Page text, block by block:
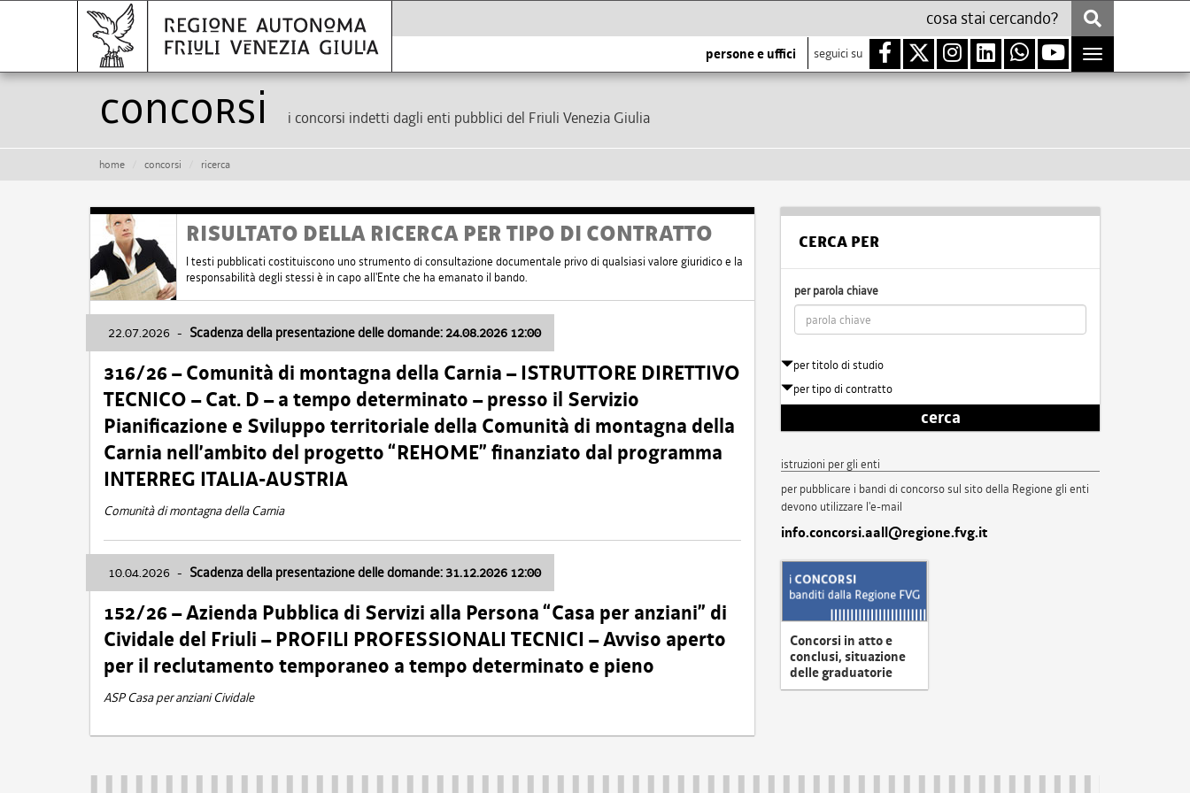
persone e uffici seguici su
Toggle
navigation
Concorsi i concorsi indetti dagli enti pubblici del Friuli Venezia Giulia
home concorsi ricerca
RISULTATO DELLA RICERCA PER TIPO DI CONTRATTO
I testi pubblicati costituiscono uno strumento di consultazione documentale privo di qualsiasi valore giuridico e la
responsabilità degli stessi è in capo all'Ente che ha emanato il bando.
22.07.2026 - Scadenza della presentazione delle domande: 24.08.2026 12:00
316/26 – Comunità di montagna della Carnia – ISTRUTTORE DIRETTIVO
TECNICO – Cat. D – a tempo determinato – presso il Servizio
Pianificazione e Sviluppo territoriale della Comunità di montagna della
Carnia nell’ambito del progetto “REHOME” finanziato dal programma
INTERREG ITALIA-AUSTRIA
Comunità di montagna della Carnia
10.04.2026 - Scadenza della presentazione delle domande: 31.12.2026 12:00
152/26 – Azienda Pubblica di Servizi alla Persona “Casa per anziani” di
Cividale del Friuli – PROFILI PROFESSIONALI TECNICI – Avviso aperto
per il reclutamento temporaneo a tempo determinato e pieno
ASP Casa per anziani Cividale
CERCA PER
per parola chiave
per titolo di studio
per tipo di contratto
cerca
istruzioni per gli enti
per pubblicare i bandi di concorso sul sito della Regione gli enti
devono utilizzare l'e-mail
info.concorsi.aall@regione.fvg.it
Concorsi in atto e
conclusi, situazione
delle graduatorie